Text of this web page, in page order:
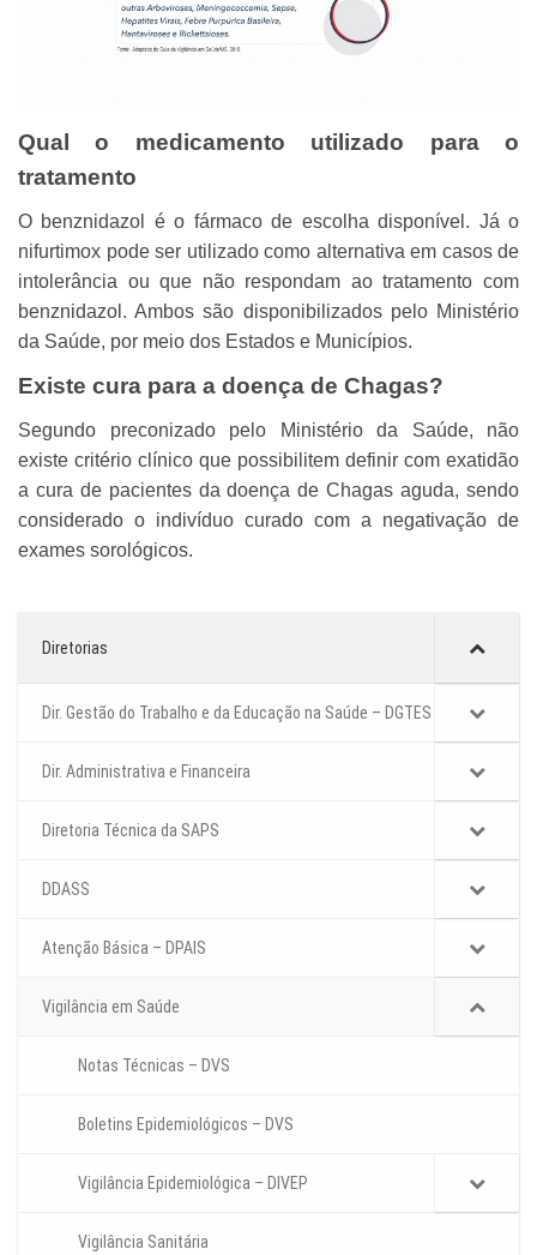
Qual o medicamento utilizado para o
tratamento
O benznidazol é o fármaco de escolha disponível. Já o
nifurtimox pode ser utilizado como alternativa em casos de
intolerância ou que não respondam ao tratamento com
benznidazol. Ambos são disponibilizados pelo Ministério
da Saúde, por meio dos Estados e Municípios.
Existe cura para a doença de Chagas?
Segundo preconizado pelo Ministério da Saúde, não
existe critério clínico que possibilitem definir com exatidão
a cura de pacientes da doença de Chagas aguda, sendo
considerado o indivíduo curado com a negativação de
exames sorológicos.
Diretorias
Dir. Gestão do Trabalho e da Educação na Saúde – DGTES
Dir. Administrativa e Financeira
Diretoria Técnica da SAPS
DDASS
Atenção Básica – DPAIS
Vigilância em Saúde
Notas Técnicas – DVS
Boletins Epidemiológicos – DVS
Vigilância Epidemiológica – DIVEP
Vigilância Sanitária